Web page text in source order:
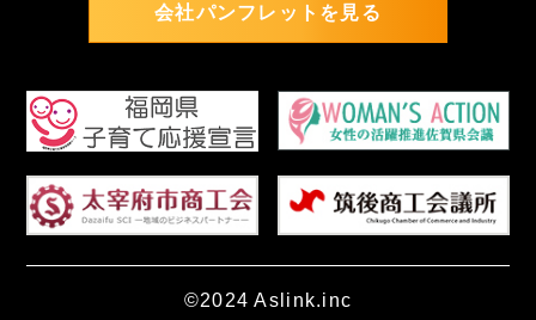
会社パンフレットを見る
©2024 Aslink.inc